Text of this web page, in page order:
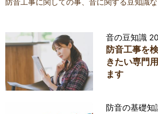
音の豆知識
防音工事を
きたい専門
ます
防音の基礎知